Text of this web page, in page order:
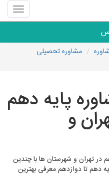
منوی
سایت
مشاور
مشاوره تحصیلی
پایه دهم
و
در تهران و شهرستان ها با چندین
دهم تا دوازدهم معرفی بهترین